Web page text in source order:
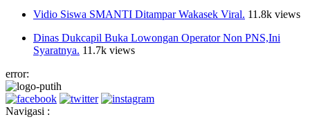
Vidio Siswa SMANTI Ditampar Wakasek Viral. 11.8k views
Dinas Dukcapil Buka Lowongan Operator Non PNS,Ini
Syaratnya. 11.7k views
error:
Navigasi :